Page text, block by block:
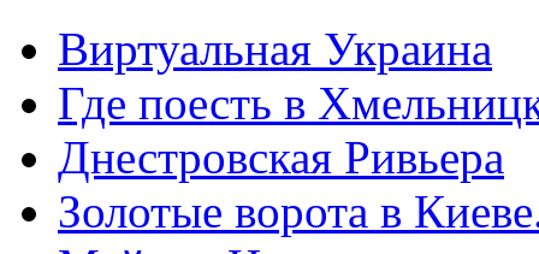
Виртуальная Украина
Где поесть в
Днестровская Ривьера
Золотые ворота в